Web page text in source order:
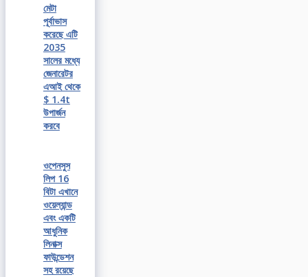
মেটা
পূর্বাভাস
করেছে এটি
2035
সালের মধ্যে
জেনারেটর
এআই থেকে
$ 1.4t
উপার্জন
করবে
ওপেনসুস
লিপ 16
বিটা এখানে
ওয়েল্যান্ড
এবং একটি
আধুনিক
লিনাক্স
ফাউন্ডেশন
সহ রয়েছে